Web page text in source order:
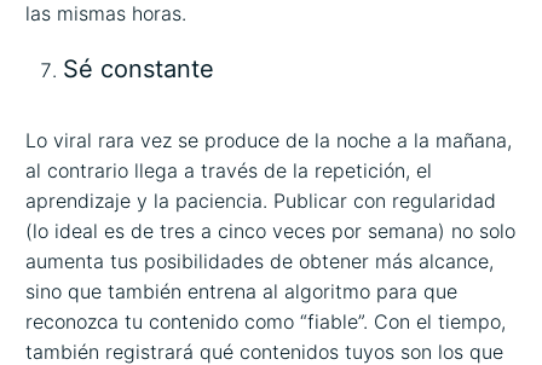
las mismas horas.
Sé constante
Lo viral rara vez se produce de la noche a la mañana,
al contrario llega a través de la repetición, el
aprendizaje y la paciencia. Publicar con regularidad
(lo ideal es de tres a cinco veces por semana) no solo
aumenta tus posibilidades de obtener más alcance,
sino que también entrena al algoritmo para que
reconozca tu contenido como “fiable”. Con el tiempo,
también registrará qué contenidos tuyos son los que